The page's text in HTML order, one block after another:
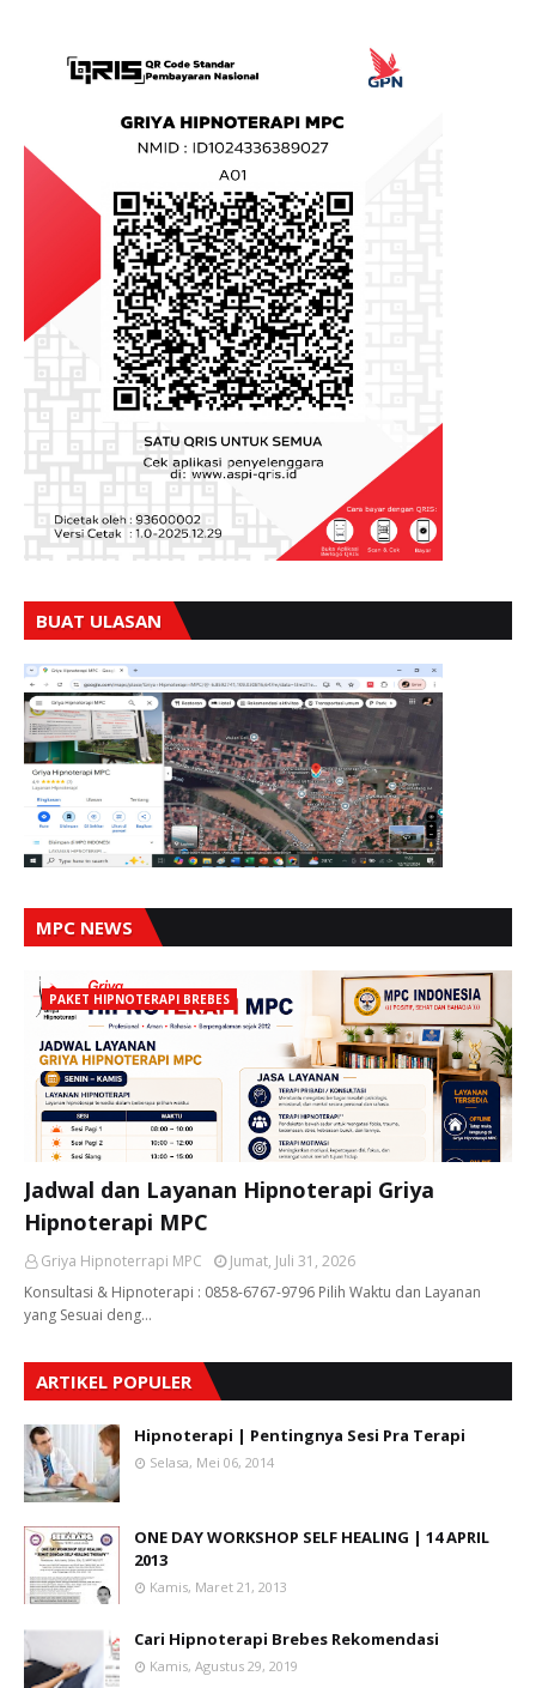
BUAT ULASAN
MPC NEWS
PAKET HIPNOTERAPI BREBES
Jadwal dan Layanan Hipnoterapi Griya
Hipnoterapi MPC
Griya Hipnoterrapi MPC
Jumat, Juli 31, 2026
Konsultasi & Hipnoterapi : 0858-6767-9796 Pilih Waktu dan Layanan
yang Sesuai deng…
ARTIKEL POPULER
Hipnoterapi | Pentingnya Sesi Pra Terapi
Selasa, Mei 06, 2014
ONE DAY WORKSHOP SELF HEALING | 14 APRIL
2013
Kamis, Maret 21, 2013
Cari Hipnoterapi Brebes Rekomendasi
Kamis, Agustus 29, 2019